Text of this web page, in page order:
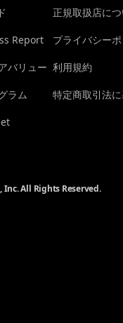
Report
バリュー
ラム
正規取扱店に
プライバシー
利用規約
特定商取引法
Inc. All Rights Reserved.